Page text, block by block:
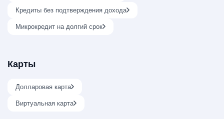
Кредиты без подтверждения дохода
Микрокредит на долгий срок
Карты
Долларовая карта
Виртуальная карта